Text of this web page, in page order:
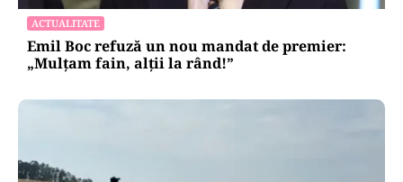
ACTUALITATE
Emil Boc refuză un nou mandat de premier:
„Mulțam fain, alții la rând!”